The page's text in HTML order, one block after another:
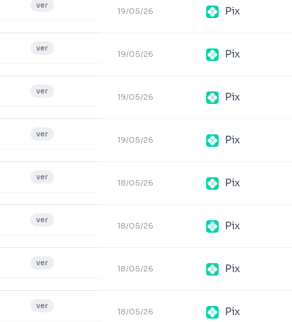
ver
19/05/26 Pix
ver
19/05/26 Pix
ver
19/05/26 Pix
ver
19/05/26 Pix
ver
18/05/26 Pix
ver
18/05/26 Pix
ver
18/05/26 Pix
ver
18/05/26 Pix